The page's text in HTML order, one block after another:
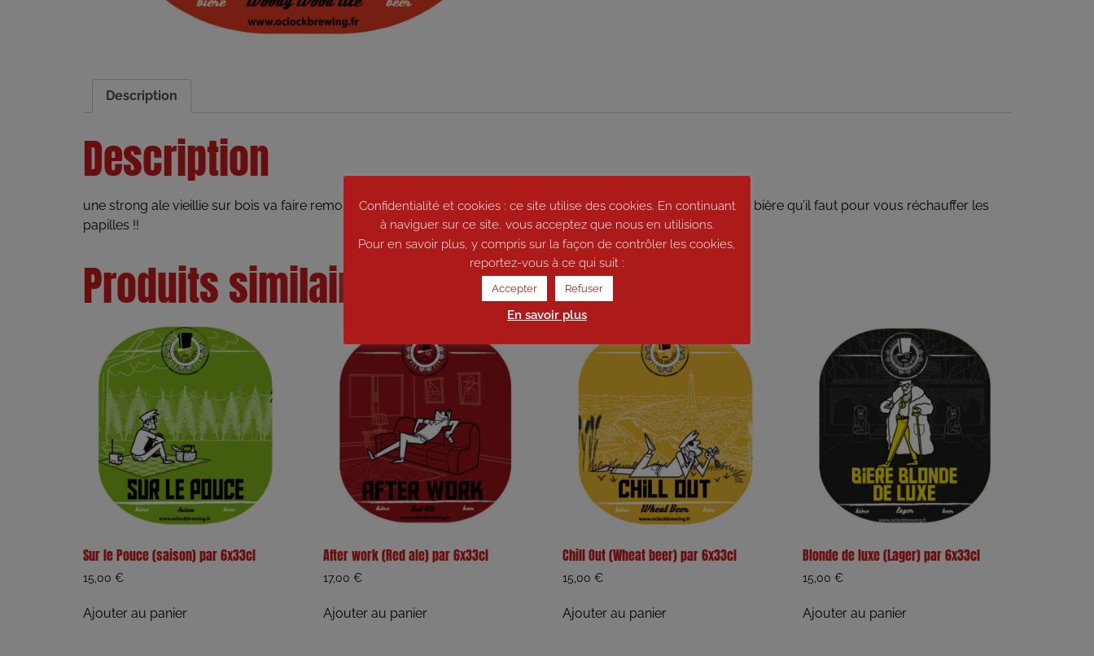
Description
Description
une strong ale vieillie sur bois va faire remonter la température !!! Sur des notes gourmandes et boisées, c’est la bière qu’il faut pour vous réchauffer les
papilles !!
Produits similaires
Sur le Pouce (saison) par 6x33cl
15,00 €
Ajouter au panier
After work (Red ale) par 6x33cl
17,00 €
Ajouter au panier
Chill Out (Wheat beer) par 6x33cl
15,00€
Ajouter au panier
Blonde de luxe (Lager) par 6x33cl
15,00€
Ajouter au panier
Confidentialité et cookies : ce site utilise des cookies. En continuant
à naviguer sur ce site, vous acceptez que nous en utilisions.
Pour en savoir plus, y compris sur la façon de contrôler les cookies,
reportez-vous à ce qui suit :
Accepter Refuser
En savoir plus